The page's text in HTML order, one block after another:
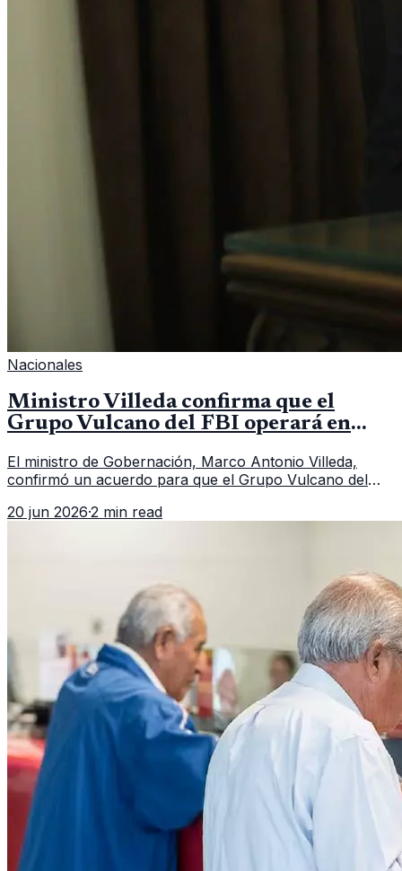
Nacionales
Ministro Villeda confirma que el
Grupo Vulcano del FBI operará en
El ministro de Gobernación, Marco Antonio Villeda,
confirmó un acuerdo para que el Grupo Vulcano del
fallido con la administración anterior del Ministerio
20 jun 2026·2 min read